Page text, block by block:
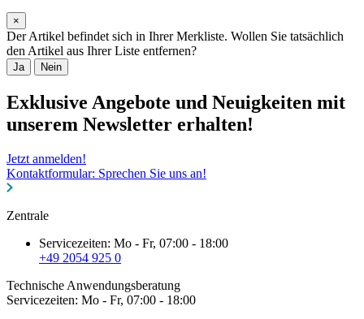
×
Der Artikel befindet sich in Ihrer Merkliste. Wollen Sie tatsächlich
den Artikel aus Ihrer Liste entfernen?
Ja Nein
Exklusive Angebote und Neuigkeiten mit
unserem Newsletter erhalten!
Jetzt anmelden!
Kontaktformular: Sprechen Sie uns an!
Zentrale
Servicezeiten: Mo - Fr, 07:00 - 18:00
+49 2054 925 0
Technische Anwendungsberatung
Servicezeiten: Mo - Fr, 07:00 - 18:00